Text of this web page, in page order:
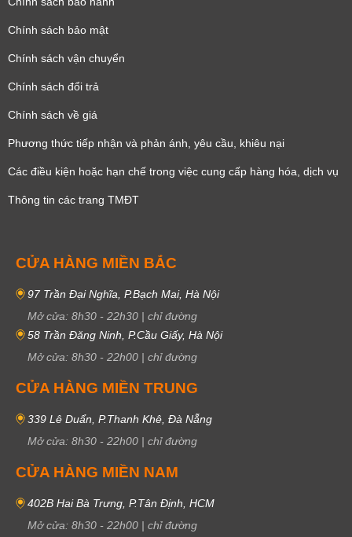
Chính sách bảo mật
Chính sách vận chuyển
Chính sách đổi trả
Chính sách về giá
Phương thức tiếp nhận và phản ánh, yêu cầu, khiêu nại
Các điều kiện hoặc hạn chế trong việc cung cấp hàng hóa, dịch vụ
Thông tin các trang TMĐT
CỬA HÀNG MIỀN BẮC
97 Trần Đại Nghĩa, P.Bạch Mai, Hà Nội
Mở cửa: 8h30 - 22h30 | chỉ đường
58 Trần Đăng Ninh, P.Cầu Giấy, Hà Nội
Mở cửa: 8h30 - 22h00 | chỉ đường
CỬA HÀNG MIỀN TRUNG
339 Lê Duẩn, P.Thanh Khê, Đà Nẵng
Mở cửa: 8h30 - 22h00 | chỉ đường
CỬA HÀNG MIỀN NAM
402B Hai Bà Trưng, P.Tân Định, HCM
Mở cửa: 8h30 - 22h00 | chỉ đường